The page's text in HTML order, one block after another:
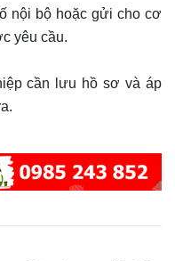
nội bộ hoặc gửi cho cơ
yêu cầu.
cần lưu hồ sơ và áp